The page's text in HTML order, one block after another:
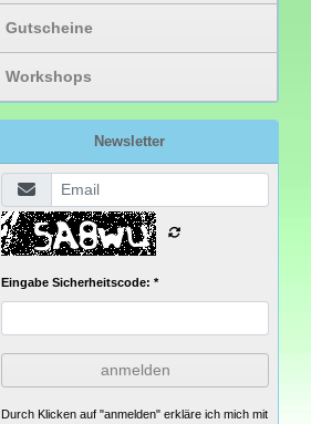
Gutscheine
Workshops
Newsletter
Eingabe Sicherheitscode: *
anmelden
Durch Klicken auf "anmelden" erkläre ich mich mit